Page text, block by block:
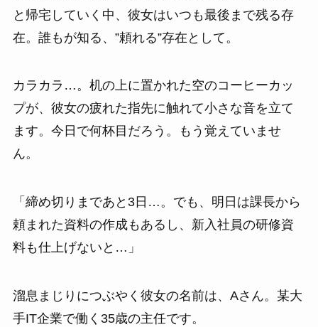
と帰宅していく中、彼女はいつも最後まで残る存
在。誰もが知る、”頼れる”存在として。
カラカラ…。机の上に置かれた空のコーヒーカッ
プが、彼女の疲れた指先に触れて小さな音を立て
ます。今日で何杯目だろう。もう覚えていませ
ん。
「締め切りまであと3日…。でも、明日は課長から
頼まれた資料の作成もあるし、新入社員の研修資
料も仕上げないと…」
溜息まじりにつぶやく彼女の名前は、Aさん。某大
手IT企業で働く35歳の主任です。